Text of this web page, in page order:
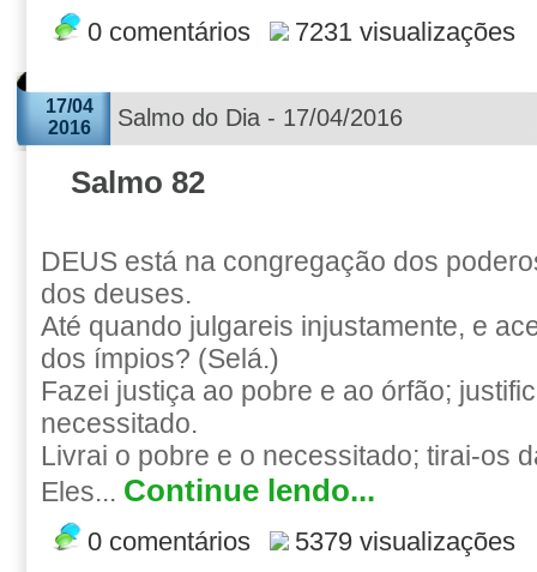
0 comentários 7231 visualizações
17/04
2016
Salmo do Dia - 17/04/2016
Salmo 82
DEUS está na congregação dos
dos deuses.
Até quando julgareis injustamente, e
dos ímpios? (Selá.)
Fazei justiça ao pobre e ao órfão;
necessitado.
Livrai o pobre e o necessitado; tirai-os
Eles... Continue lendo...
0 comentários 5379 visualizações